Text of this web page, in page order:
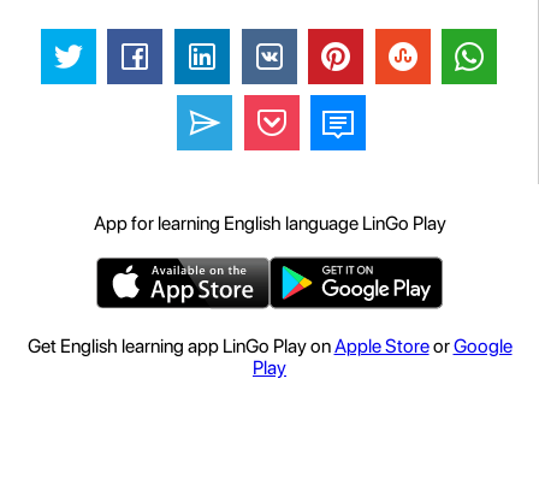
App for learning English language LinGo Play
Get English learning app LinGo Play onApple StoreorGoogle
Play